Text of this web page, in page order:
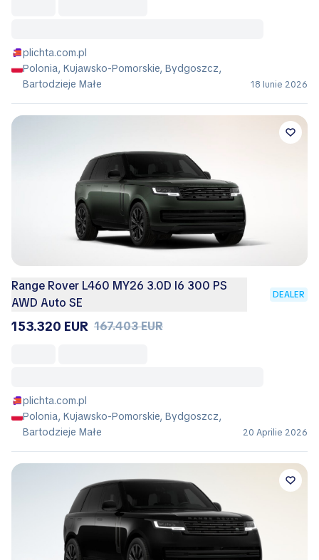
plichta.com.pl
Polonia, Kujawsko-Pomorskie, Bydgoszcz,
Bartodzieje Małe
18 Iunie 2026
Range Rover L460 MY26 3.0D I6 300 PS
AWD Auto SE
DEALER
153.320 EUR 167.403 EUR
plichta.com.pl
Polonia, Kujawsko-Pomorskie, Bydgoszcz,
Bartodzieje Małe
20 Aprilie 2026